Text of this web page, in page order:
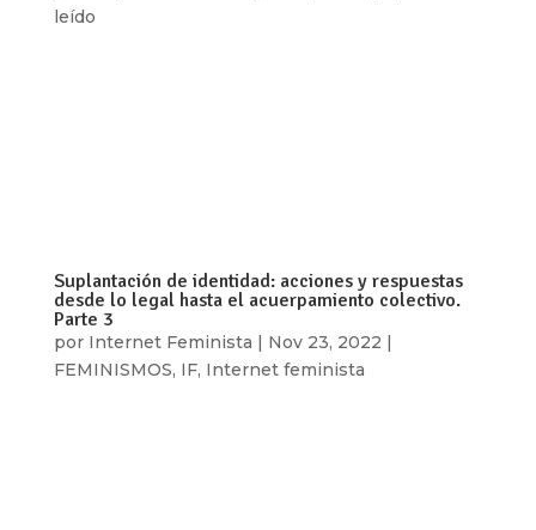
leído
Suplantación de identidad: acciones y respuestas
desde lo legal hasta el acuerpamiento colectivo.
Parte 3
por Internet Feminista | Nov 23, 2022 |
FEMINISMOS, IF, Internet feminista